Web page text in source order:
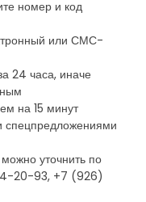
номер и код
или СМС-
24 часа, иначе
на 15 минут
спецпредложениями
уточнить по
20-93, +7 (926)